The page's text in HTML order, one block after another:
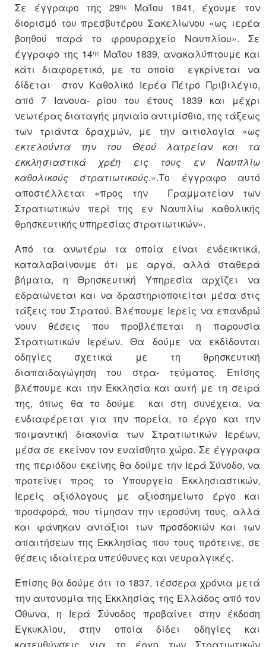
Σε έγγραφο της 29ης
Μαΐου 1841, έχουμε τον
διορισμό του πρεσβυτέρου Σακελίωνου «ως ιερέα
βοηθού παρά το φρουραρχείο Ναυπλίου». Σε
έγγραφο της 14ης Μαΐου 1839, ανακαλύπτουμε και
κάτι διαφορετικό, με το οποίο εγκρίνεται να
δίδεται στον Καθολικό Ιερέα Πέτρο Πριβιλέγιο,
από 7 Ιανουα- ρίου του έτους 1839 και μέχρι
νεωτέρας διαταγής μηνιαίο αντιμίσθιο, της τάξεως
των τριάντα δραχμών, με την αιτιολογία «ως
εκτελούντα την του Θεού λατρείαν και τα
εκκλησιαστικά χρέη εις τους εν Ναυπλίω
καθολικούς στρατιωτικούς.».Το έγγραφο αυτό
αποστέλλεται «προς την Γραμματείαν των
Στρατιωτικών περί της εν Ναυπλίω καθολικής
θρησκευτικής υπηρεσίας στρατιωτικών».
Από τα ανωτέρω τα οποία είναι ενδεικτικά,
καταλαβαίνουμε ότι με αργά, αλλά σταθερά
βήματα, η Θρησκευτική Υπηρεσία αρχίζει να
εδραιώνεται και να δραστηριοποιείται μέσα στις
τάξεις του Στρατού. Βλέπουμε Ιερείς να επανδρώ
νουν θέσεις που προβλέπεται η παρουσία
Στρατιωτικών Ιερέων. Θα δούμε να εκδίδονται
οδηγίες σχετικά με τη θρησκευτική
διαπαιδαγώγηση του στρα- τεύματος. Επίσης
βλέπουμε και την Εκκλησία και αυτή με τη σειρά
της, όπως θα το δούμε και στη συνέχεια, να
ενδιαφέρεται για την πορεία, το έργο και την
ποιμαντική διακονία των Στρατιωτικών Ιερέων,
μέσα σε εκείνον τον ευαίσθητο χώρο. Σε έγγραφα
της περιόδου εκείνης θα δούμε την Ιερά Σύνοδο, να
προτείνει προς το Υπουργείο Εκκλησιαστικών,
Ιερείς αξιόλογους με αξιοσημείωτο έργο και
προσφορά, που τίμησαν την ιεροσύνη τους, αλλά
και φάνηκαν αντάξιοι των προσδοκιών και των
απαιτήσεων της Εκκλησίας που τους πρότεινε, σε
θέσεις ιδιαίτερα υπεύθυνες και νευραλγικές.
Επίσης θα δούμε ότι το 1837, τέσσερα χρόνια μετά
την αυτονομία της Εκκλησίας της Ελλάδος από τον
Όθωνα, η Ιερά Σύνοδος προβαίνει στην έκδοση
Εγκυκλίου, στην οποία δίδει οδηγίες και